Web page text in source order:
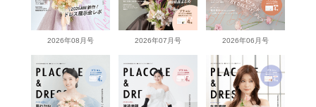
2026年08月号 2026年07月号 2026年06月号